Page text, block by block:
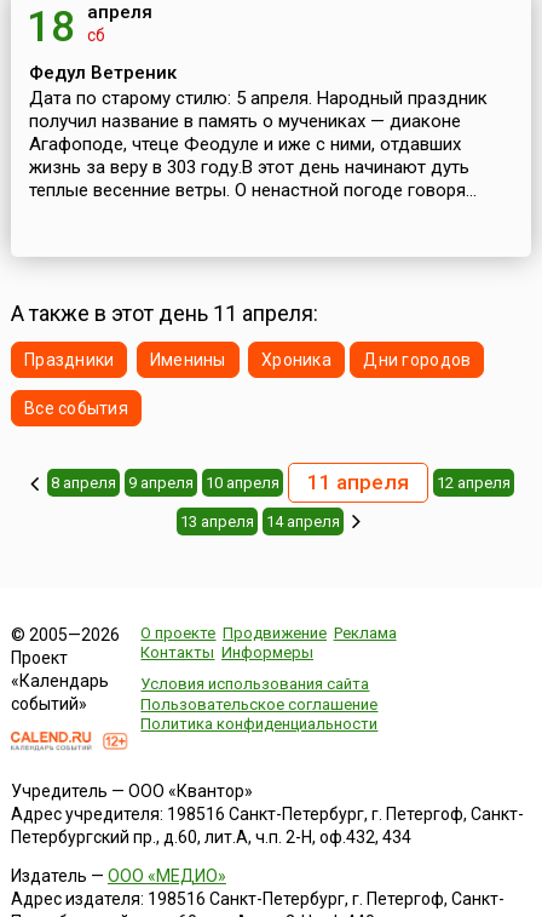
18 апреля
сб
Федул Ветреник
Дата по старому стилю: 5 апреля. Народный праздник
получил название в память о мучениках — диаконе
Агафоподе, чтеце Феодуле и иже с ними, отдавших
жизнь за веру в 303 году.В этот день начинают дуть
теплые весенние ветры. О ненастной погоде говоря...
А также в этот день 11 апреля:
Праздники Именины Хроника Дни городов
Все события
8 апреля 9 апреля 10 апреля 11 апреля 12 апреля
13 апреля 14 апреля
© 2005—2026
Проект
«Календарь
событий»
О проекте Продвижение Реклама
Контакты Информеры
Условия использования сайта
Пользовательское соглашение
Политика конфиденциальности
Учредитель — ООО «Квантор»
Адрес учредителя: 198516 Санкт-Петербург, г. Петергоф, Санкт-
Петербургский пр., д.60, лит.А, ч.п. 2-Н, оф.432, 434
Издатель — ООО «МЕДИО»
Адрес издателя: 198516 Санкт-Петербург, г. Петергоф, Санкт-